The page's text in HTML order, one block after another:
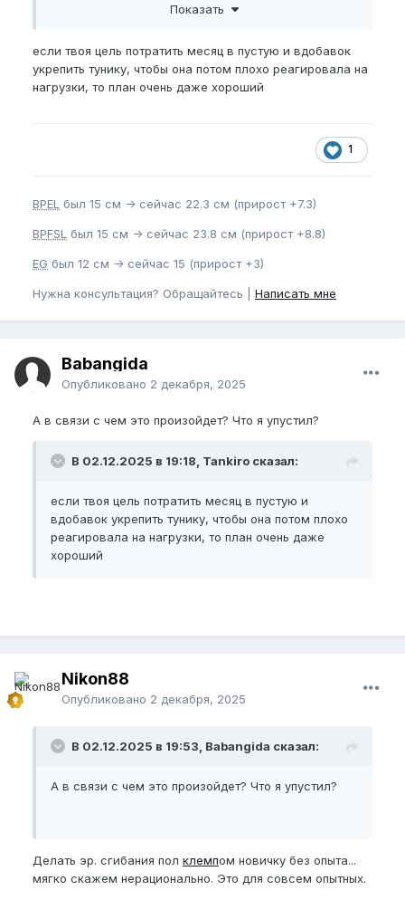
первую очередь растянуть, да? Поправьте)
Возможно, со сгибаниями по сторонам, но в
ознакомительном характере.
Пойму как лучше считать повторы и время под
Показать
если твоя цель потратить месяц в пустую и вдобавок
укрепить тунику, чтобы она потом плохо реагировала на
нагрузки, то план очень даже хороший
1
BPEL был 15 см -> сейчас 22.3 см (прирост +7.3)
BPFSL был 15 см -> сейчас 23.8 см (прирост +8.8)
EG был 12 см -> сейчас 15 (прирост +3)
Нужна консультация? Обращайтесь | Написать мне
Babangida
Опубликовано 2 декабря, 2025
А в связи с чем это произойдет? Что я упустил?
В 02.12.2025 в 19:18, Tankiro сказал:
если твоя цель потратить месяц в пустую и
вдобавок укрепить тунику, чтобы она потом плохо
реагировала на нагрузки, то план очень даже
хороший
Nikon88
Опубликовано 2 декабря, 2025
В 02.12.2025 в 19:53, Babangida сказал:
А в связи с чем это произойдет? Что я упустил?
Делать эр. сгибания пол клемпом новичку без опыта...
мягко скажем нерационально. Это для совсем опытных.